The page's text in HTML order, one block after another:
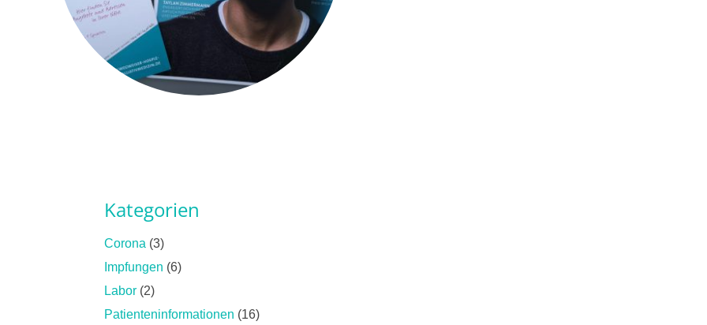
Kategorien
Corona (3)
Impfungen (6)
Labor (2)
Patienteninformationen (16)